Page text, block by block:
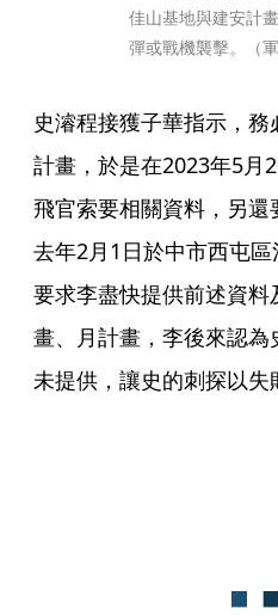
佳山基地與建安計
彈或戰機襲擊。（軍
史濬程接獲子華指示，
計畫，於是在2023年5月
飛官索要相關資料，另
去年2月1日於中市西屯
要求李盡快提供前述資
畫、月計畫，李後來認
未提供，讓史的刺探以失